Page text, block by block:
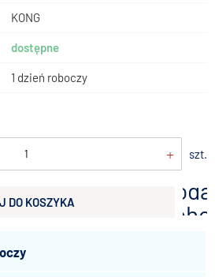
KONG
dostępne
1 dzień roboczy
+ szt.
DO KOSZYKA